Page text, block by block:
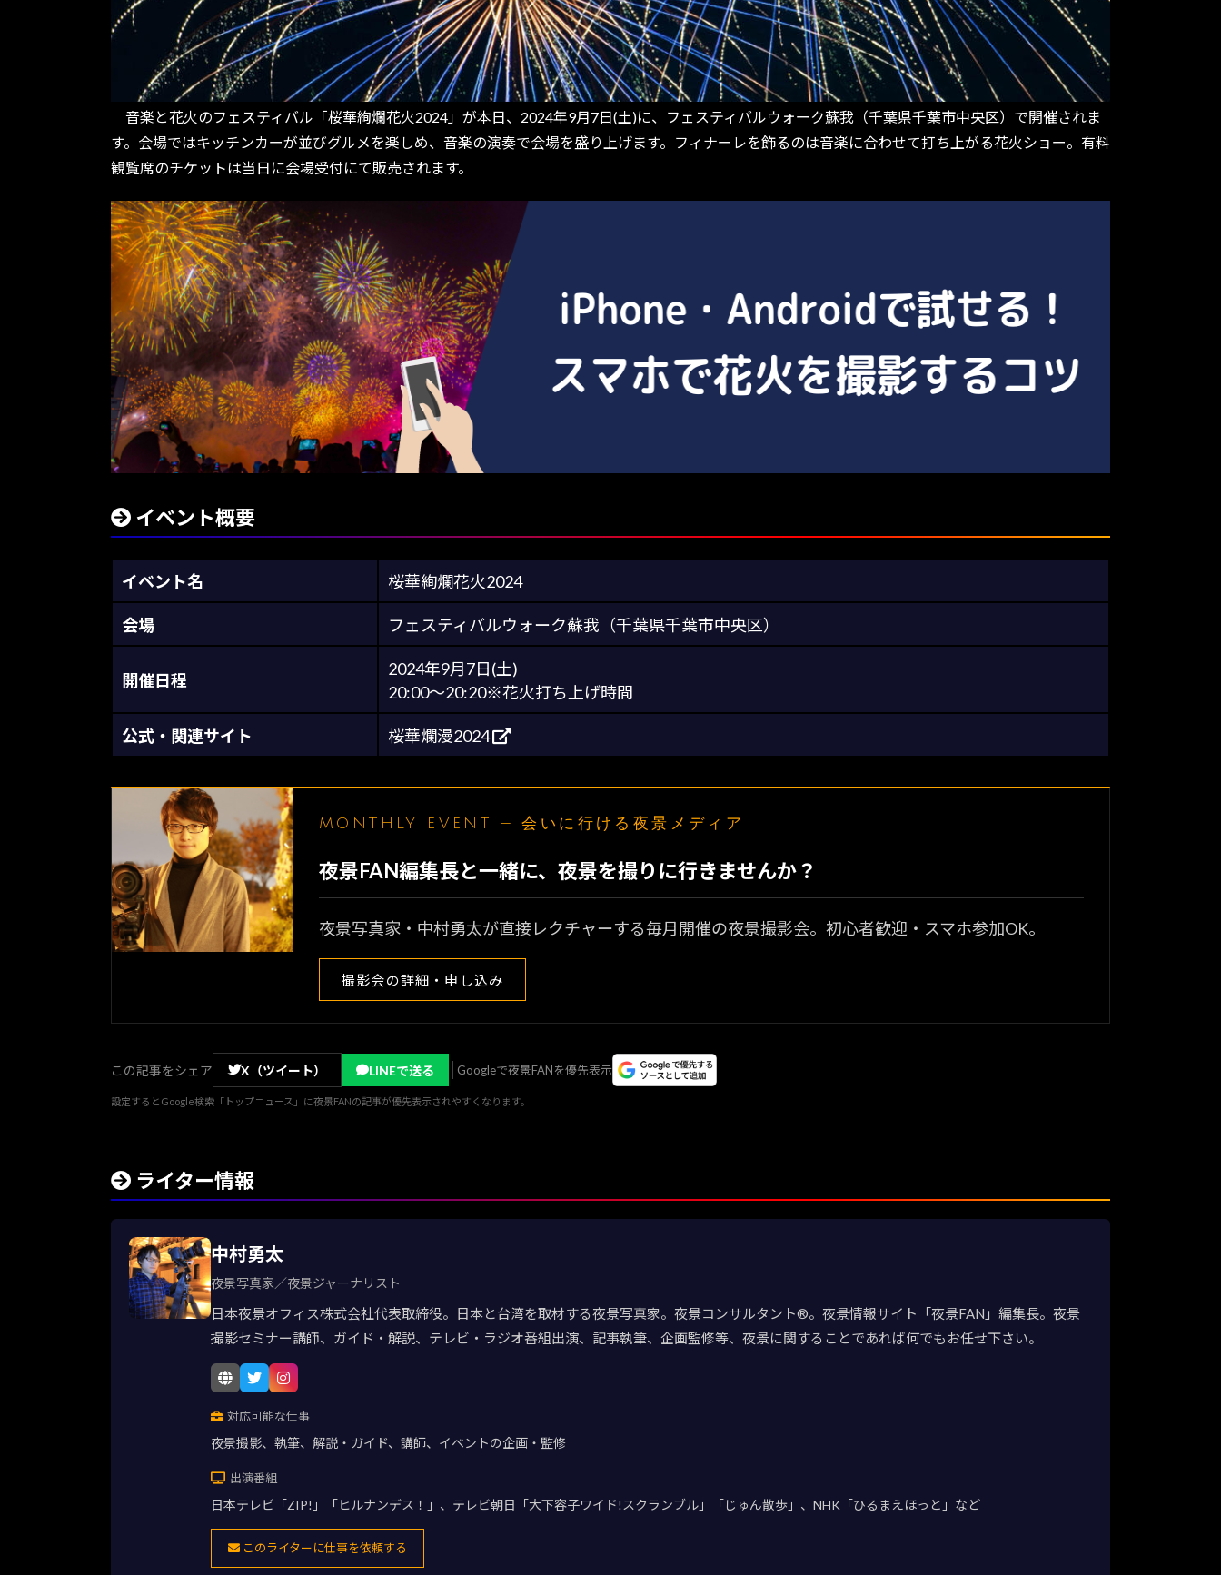
音楽と花火のフェスティバル「桜華絢爛花火2024」が本日、2024年9月7日(土)に、フェスティバルウォーク蘇我（千葉県千葉市中央区）で開催されま
す。会場ではキッチンカーが並びグルメを楽しめ、音楽の演奏で会場を盛り上げます。フィナーレを飾るのは音楽に合わせて打ち上がる花火ショー。有料
観覧席のチケットは当日に会場受付にて販売されます。
イベント概要
イベント名 桜華絢爛花火2024
会場 フェスティバルウォーク蘇我（千葉県千葉市中央区）
開催日程
2024年9月7日(土)
20:00～20:20※花火打ち上げ時間
公式・関連サイト 桜華爛漫2024
MONTHLY EVENT — 会いに行ける夜景メディア
夜景FAN編集長と一緒に、夜景を撮りに行きませんか？
夜景写真家・中村勇太が直接レクチャーする毎月開催の夜景撮影会。初心者歓迎・スマホ参加OK。
撮影会の詳細・申し込み
この記事をシェア X（ツイート） LINEで送る Googleで夜景FANを優先表示
設定するとGoogle検索「トップニュース」に夜景FANの記事が優先表示されやすくなります。
ライター情報
中村勇太
夜景写真家／夜景ジャーナリスト
日本夜景オフィス株式会社代表取締役。日本と台湾を取材する夜景写真家。夜景コンサルタント®。夜景情報サイト「夜景FAN」編集長。夜景
撮影セミナー講師、ガイド・解説、テレビ・ラジオ番組出演、記事執筆、企画監修等、夜景に関することであれば何でもお任せ下さい。
対応可能な仕事
夜景撮影、執筆、解説・ガイド、講師、イベントの企画・監修
出演番組
日本テレビ「ZIP!」「ヒルナンデス！」、テレビ朝日「大下容子ワイド!スクランブル」「じゅん散歩」、NHK「ひるまえほっと」など
このライターに仕事を依頼する